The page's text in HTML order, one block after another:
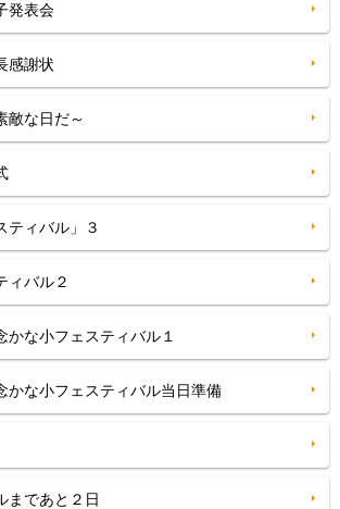
発表会
感謝状
敵な日だ～
ティバル」３
ィバル２
かな小フェスティバル１
かな小フェスティバル当日準備
まであと２日